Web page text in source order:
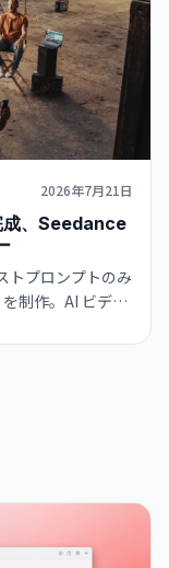
2026年7月21日
成、Seedance
トプロンプトのみ
制作。AI ビデオ